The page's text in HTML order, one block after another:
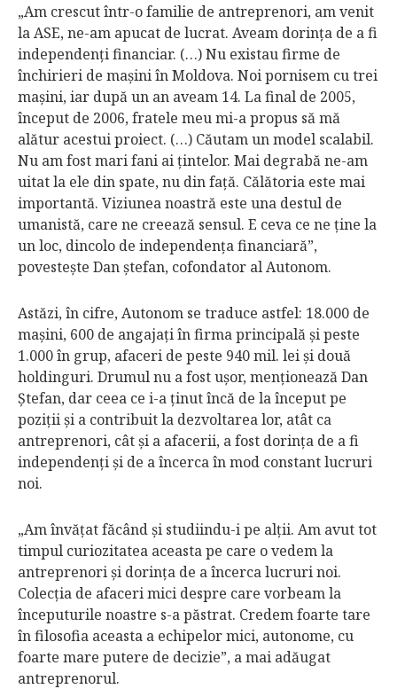
„Am crescut într-o familie de antreprenori, am venit
la ASE, ne-am apucat de lucrat. Aveam dorinţa de a fi
independenţi financiar. (…) Nu existau firme de
închirieri de maşini în Moldova. Noi pornisem cu trei
maşini, iar după un an aveam 14. La final de 2005,
început de 2006, fratele meu mi-a propus să mă
alătur acestui proiect. (…) Căutam un model scalabil.
Nu am fost mari fani ai ţintelor. Mai degrabă ne-am
uitat la ele din spate, nu din faţă. Călătoria este mai
importantă. Viziunea noastră este una destul de
umanistă, care ne creează sensul. E ceva ce ne ţine la
un loc, dincolo de independenţa financiară”,
povesteşte Dan ştefan, cofondator al Autonom.
Astăzi, în cifre, Autonom se traduce astfel: 18.000 de
maşini, 600 de angajaţi în firma principală şi peste
1.000 în grup, afaceri de peste 940 mil. lei şi două
holdinguri. Drumul nu a fost uşor, menţionează Dan
Ştefan, dar ceea ce i-a ţinut încă de la început pe
poziţii şi a contribuit la dezvoltarea lor, atât ca
antreprenori, cât şi a afacerii, a fost dorinţa de a fi
independenţi şi de a încerca în mod constant lucruri
noi.
„Am învăţat făcând şi studiindu-i pe alţii. Am avut tot
timpul curiozitatea aceasta pe care o vedem la
antreprenori şi dorinţa de a încerca lucruri noi.
Colecţia de afaceri mici despre care vorbeam la
începuturile noastre s-a păstrat. Credem foarte tare
în filosofia aceasta a echipelor mici, autonome, cu
foarte mare putere de decizie”, a mai adăugat
antreprenorul.